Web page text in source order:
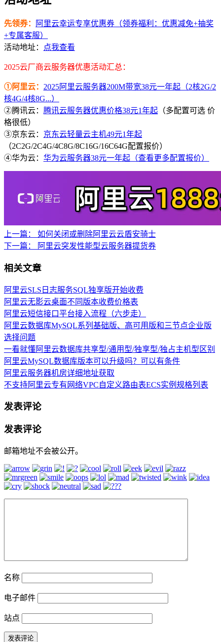
先领券：
阿里云幸运专享优惠券（领券福利：优惠减免+抽奖
+专属客服）
活动地址：
点我查看
2025云厂商云服务器优惠活动汇总：
①阿里云： 2025阿里云服务器200M带宽38元一年起（2核2G/2
核4G/4核8G...）
②腾讯云： 腾讯云服务器优惠价格38元1年起 （多配置可选 价
格很低）
③京东云： 京东云轻量云主机49元1年起
（2C2G/2C4G/4C8G/8C16G/16C64G配置报价）
④华为云： 华为云服务器38元一年起（查看更多配置报价）
上一篇：
如何关闭或删除阿里云云盾安骑士
下一篇：
阿里云突发性能型云服务器提货券
相关文章
阿里云SLS日志服务SQL独享版开始收费
阿里云无影云桌面不同版本收费价格表
阿里云短信接口平台接入流程（六步走）
阿里云数据库MySQL系列基础版、高可用版和三节点企业版
选择问题
一看就懂阿里云数据库共享型/通用型/独享型/独占主机型区别
阿里云MySQL数据库版本可以升级吗？可以有条件
阿里云服务器机房详细地址获取
不支持阿里云专有网络VPC自定义路由表ECS实例规格列表
发表评论
发表评论
邮箱地址不会被公开。
名称
电子邮件
站点